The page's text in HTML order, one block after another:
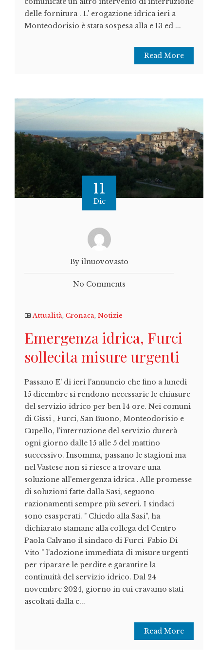
delle fornitura . L' erogazione idrica ieri a
Monteodorisio è stata sospesa alla e 13 ed ...
Read More
11
Dic
By ilnuovovasto
No Comments
Attualità, Cronaca, Notizie
Emergenza idrica, Furci
sollecita misure urgenti
Passano E' di ieri l'annuncio che fino a lunedì
15 dicembre si rendono necessarie le chiusure
del servizio idrico per ben 14 ore. Nei comuni
di Gissi , Furci, San Buono, Monteodorisio e
Cupello, l'interruzione del servizio durerà
ogni giorno dalle 15 alle 5 del mattino
successivo. Insomma, passano le stagioni ma
nel Vastese non si riesce a trovare una
soluzione all'emergenza idrica . Alle promesse
di soluzioni fatte dalla Sasi, seguono
razionamenti sempre più severi. I sindaci
sono esasperati. " Chiedo alla Sasi", ha
dichiarato stamane alla collega del Centro
Paola Calvano il sindaco di Furci Fabio Di
Vito " l'adozione immediata di misure urgenti
per riparare le perdite e garantire la
continuità del servizio idrico. Dal 24
novembre 2024, giorno in cui eravamo stati
ascoltati dalla c...
Read More